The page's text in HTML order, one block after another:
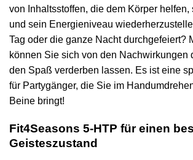
von Inhaltsstoffen, die dem Körper helfen,
und sein Energieniveau
Tag oder die ganze Nacht durchgefeiert?
können Sie sich von den Nachwirkungen
den Spaß verderben lassen. Es ist eine
für Partygänger, die Sie im
Beine bringt!
Fit4Seasons 5-HTP für einen
Geisteszustand